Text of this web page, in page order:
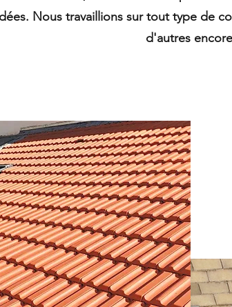
Nous travaillions sur tout type de
d'autres